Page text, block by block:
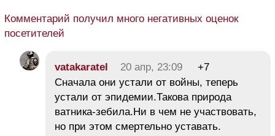
Комментарий получил много негативных оценок
посетителей
vatakaratel 20 апр, 23:09
+7
Сначала они устали от войны, теперь
устали от эпидемии.Такова природа
ватника-зебила.Ни в чем не участвовать,
но при этом смертельно уставать.